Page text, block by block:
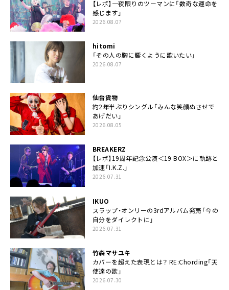
【レポ】一夜限りのツーマンに「数奇な運命を
感じます」
2026.08.07
hitomi
「その人の胸に響くように歌いたい」
2026.08.07
仙台貨物
約2年半ぶりシングル「みんな笑顔ぬさせで
あげだい」
2026.08.05
BREAKERZ
【レポ】19周年記念公演＜19 BOX＞に軌跡と
加速「I.K.Z.」
2026.07.31
IKUO
スラップ・オンリーの3rdアルバム発売「今の
自分をダイレクトに」
2026.07.31
竹森マサユキ
カバーを超えた表現とは？ RE:Chording「天
使達の歌」
2026.07.30